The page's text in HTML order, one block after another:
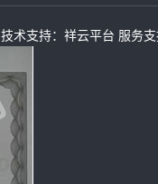
技术支持： 祥云平台 服务支